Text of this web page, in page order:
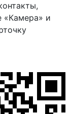
«Камера» и